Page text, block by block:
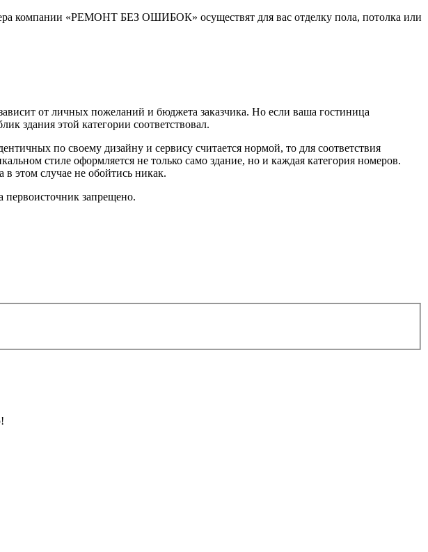
компании «РЕМОНТ БЕЗ ОШИБОК» осуществят для вас отделку пола, потолка или
от личных пожеланий и бюджета заказчика. Но если ваша гостиница
здания этой категории соответствовал.
по своему дизайну и сервису считается нормой, то для соответствия
стиле оформляется не только само здание, но и каждая категория номеров.
в этом случае не обойтись никак.
запрещено.